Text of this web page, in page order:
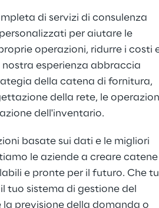
di servizi di consulenza
per aiutare le
operazioni, ridurre i costi
esperienza abbraccia
della catena di fornitura,
della rete, le
dell'inventario.
basate sui dati e le migliori
le aziende a creare catene
e pronte per il futuro. Che tu
tuo sistema di gestione del
previsione della domanda o